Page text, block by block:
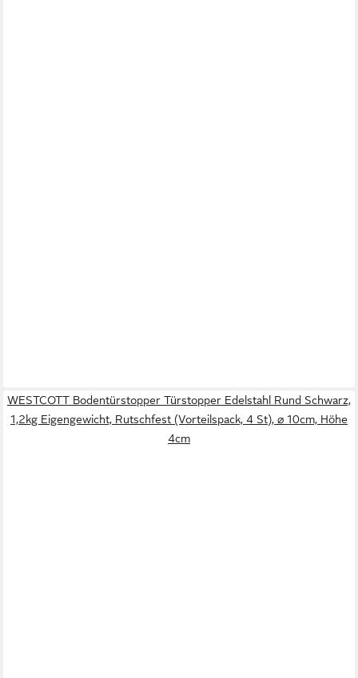
WESTCOTT Bodentürstopper Türstopper Edelstahl Rund Schwarz,
1,2kg Eigengewicht, Rutschfest (Vorteilspack, 4 St), ⌀ 10cm, Höhe
4cm